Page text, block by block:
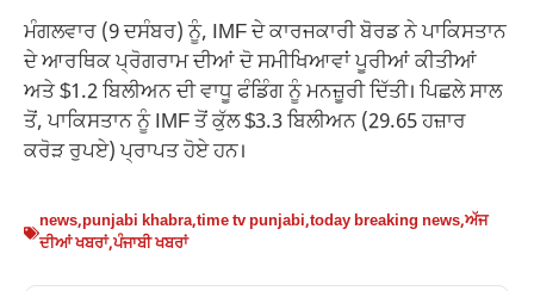
ਮੰਗਲਵਾਰ (9 ਦਸੰਬਰ) ਨੂੰ, IMF ਦੇ ਕਾਰਜਕਾਰੀ ਬੋਰਡ ਨੇ ਪਾਕਿਸਤਾਨ
ਦੇ ਆਰਥਿਕ ਪ੍ਰੋਗਰਾਮ ਦੀਆਂ ਦੋ ਸਮੀਖਿਆਵਾਂ ਪੂਰੀਆਂ ਕੀਤੀਆਂ
ਅਤੇ $1.2 ਬਿਲੀਅਨ ਦੀ ਵਾਧੂ ਫੰਡਿੰਗ ਨੂੰ ਮਨਜ਼ੂਰੀ ਦਿੱਤੀ। ਪਿਛਲੇ ਸਾਲ
ਤੋਂ, ਪਾਕਿਸਤਾਨ ਨੂੰ IMF ਤੋਂ ਕੁੱਲ $3.3 ਬਿਲੀਅਨ (29.65 ਹਜ਼ਾਰ
ਕਰੋੜ ਰੁਪਏ) ਪ੍ਰਾਪਤ ਹੋਏ ਹਨ।
news,punjabi khabra,time tv punjabi,today breaking news,ਅੱਜ
ਦੀਆਂ ਖਬਰਾਂ,ਪੰਜਾਬੀ ਖਬਰਾਂ